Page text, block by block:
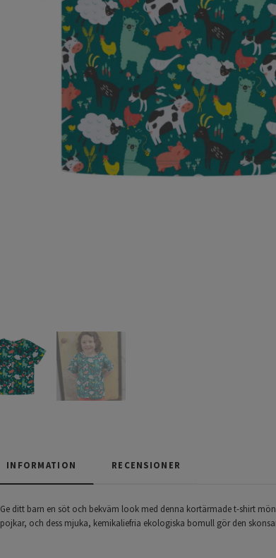
INFORMATION RECENSIONER
Ge ditt barn en söt och bekväm look med denna kortärmade t-shirt
pojkar, och dess mjuka, kemikaliefria ekologiska bomull gör den